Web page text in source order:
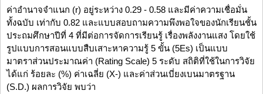
ค่าอำนาจจำแนก (r) อยู่ระหว่าง 0.29 - 0.58 และมีค่าความเชื่อมั่น
ทั้งฉบับ เท่ากับ 0.82 และแบบสอบถามความพึงพอใจของนักเรียนชั้น
ประถมศึกษาปีที่ 4 ที่มีต่อการจัดการเรียนรู้ เรื่องพลังงานแสง โดยใช้
รูปแบบการสอนแบบสืบเสาะหาความรู้ 5 ขั้น (5Es) เป็นแบบ
มาตราส่วนประมาณค่า (Rating Scale) 5 ระดับ สถิติที่ใช้ในการวิจัย
ได้แก่ ร้อยละ (%) ค่าเฉลี่ย (X-) และค่าส่วนเบี่ยงเบนมาตรฐาน
(S.D.) ผลการวิจัย พบว่า